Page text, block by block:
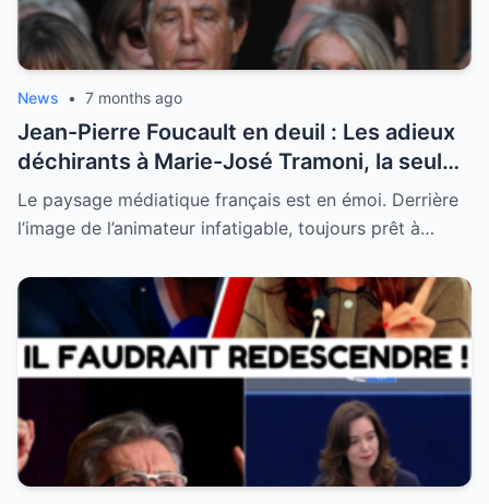
News • 7 months ago
Jean-Pierre Foucault en deuil : Les adieux
déchirants à Marie-José Tramoni, la seule
femme qu’il ait jamais épousée
Le paysage médiatique français est en émoi. Derrière
l’image de l’animateur infatigable, toujours prêt à…